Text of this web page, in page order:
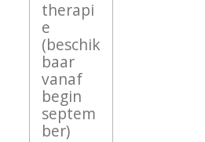
therapi
e
(beschik
baar
vanaf
begin
septem
ber)